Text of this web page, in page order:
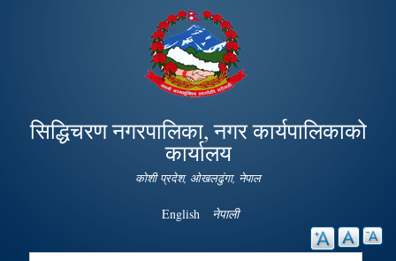
Skip to
main
content
सिद्धिचरण नगरपालिका, नगर कार्यपालिकाको
कार्यालय
कोशी प्रदेश, ओखलढुंगा, नेपाल
English नेपाली